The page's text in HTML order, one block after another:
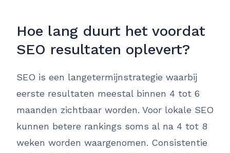
Hoe lang duurt het voordat
SEO resultaten oplevert?
SEO is een langetermijnstrategie waarbij
eerste resultaten meestal binnen 4 tot 6
maanden zichtbaar worden. Voor lokale SEO
kunnen betere rankings soms al na 4 tot 8
weken worden waargenomen. Consistentie